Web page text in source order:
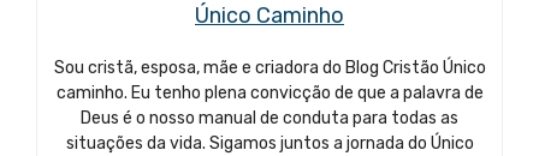
Único Caminho
Sou cristã, esposa, mãe e criadora do Blog Cristão Único
caminho. Eu tenho plena convicção de que a palavra de
Deus é o nosso manual de conduta para todas as
situações da vida. Sigamos juntos a jornada do Único